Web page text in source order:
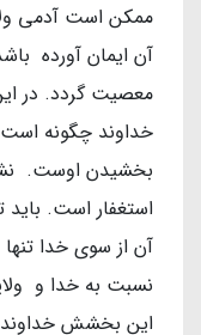
ممکن است آدمی
آن ایمان آورده
معصیت گردد. در
خداوند چگونه
بخشیدن اوست.
استغفار است.
آن از سوی خدا
نسبت به خدا و
این بخشش خداوند